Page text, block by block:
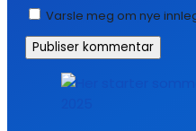
Varsle meg om nye